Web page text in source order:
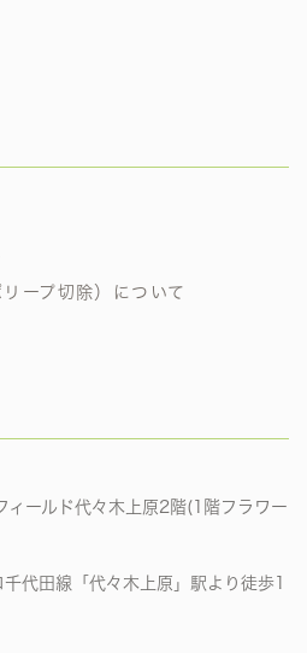
ープ切除）について
ールド代々木上原2階(1階フラワー
代田線「代々木上原」駅より徒歩1